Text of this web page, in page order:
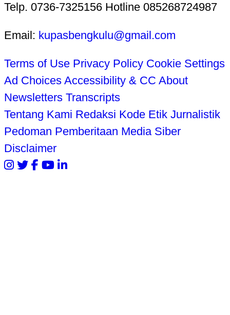
Telp. 0736-7325156 Hotline 085268724987
Email: kupasbengkulu@gmail.com
Terms of Use Privacy Policy Cookie Settings
Ad Choices Accessibility & CC About
Newsletters Transcripts
Tentang Kami Redaksi Kode Etik Jurnalistik
Pedoman Pemberitaan Media Siber
Disclaimer